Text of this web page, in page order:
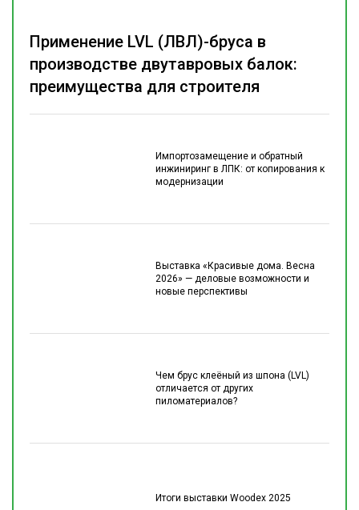
Импортозамещение и обратный
инжиниринг в ЛПК: от копирования к
модернизации
Выставка «Красивые дома. Весна
2026» — деловые возможности и
новые перспективы
Чем брус клеёный из шпона (LVL)
отличается от других
пиломатериалов?
Итоги выставки Woodex 2025
Применение LVL (ЛВЛ)-бруса в
производстве двутавровых балок:
преимущества для строителя